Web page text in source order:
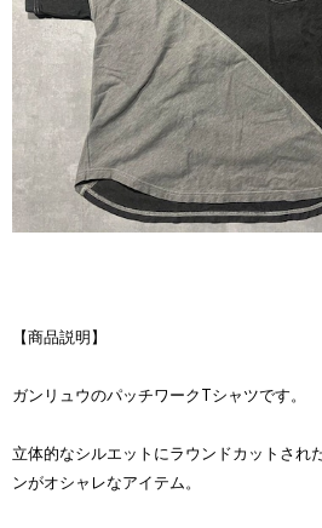
【商品説明】
ガンリュウのパッチワークTシャツです。
立体的なシルエットにラウンドカットされ
ンがオシャレなアイテム。